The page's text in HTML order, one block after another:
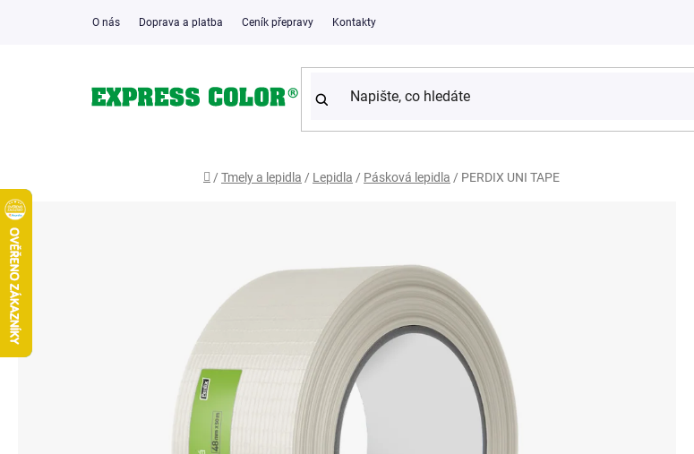
O nás Doprava a platba Ceník přepravy Kontakty
Domů
/ Tmely a lepidla / Lepidla / Pásková lepidla / PERDIX UNI TAPE